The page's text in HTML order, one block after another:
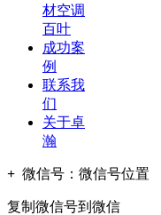
材空调
百叶
成功案
例
联系我
们
关于卓
瀚
+ 微信号： 微信号位置
复制微信号到微信